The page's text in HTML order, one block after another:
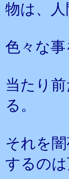
物は、
色々な
当たり
る。
それを
するの